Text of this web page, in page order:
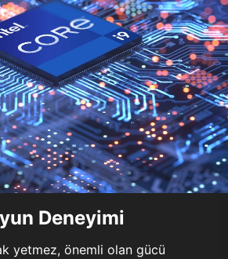
Deneyimi
yetmez, önemli olan gücü